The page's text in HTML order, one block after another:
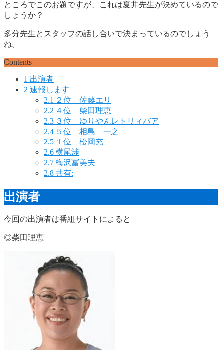
ところでこのお題ですが、これは夏井先生が決めているので
しょうか？
多分先生とスタッフの話し合いで決まっているのでしょう
ね。
Contents
1 出演者
2 速報します
2.1
２位 佐藤エリ
2.2 ４位 柴田理恵
2.3 ３位 ゆりやんレトリィバア
2.4 ５位 相島 一之
2.5 １位 松岡充
2.6 横尾渉
2.7 梅沢冨美夫
2.8 共有:
出演者
今回の出演者は番組サイトによると
◎柴田理恵